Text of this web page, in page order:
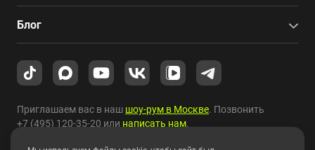
Блог
Приглашаем вас в наш шоу-рум в Москве. Позвонить
+7 (495) 120-35-20 или написать нам.